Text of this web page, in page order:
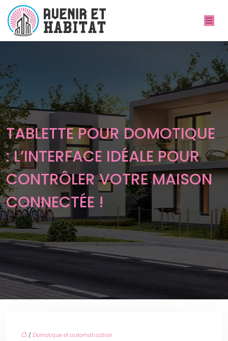
TABLETTE POUR DOMOTIQUE
: L’INTERFACE IDÉALE POUR
CONTRÔLER VOTRE MAISON
CONNECTÉE !
/ Domotique et automatisation